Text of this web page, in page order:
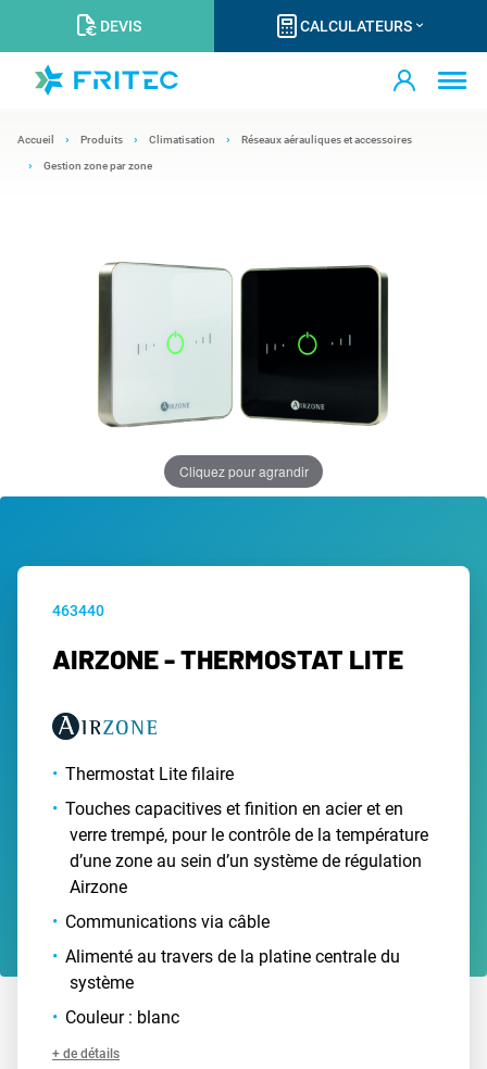
DEVIS CALCULATEURS
Accueil Produits Climatisation Réseaux aérauliques et accessoires
Gestion zone par zone
Cliquez pour agrandir
463440
AIRZONE - THERMOSTAT LITE
Thermostat Lite filaire
Touches capacitives et finition en acier et en
verre trempé, pour le contrôle de la température
d’une zone au sein d’un système de régulation
Airzone
Communications via câble
Alimenté au travers de la platine centrale du
système
Couleur : blanc
+ de détails